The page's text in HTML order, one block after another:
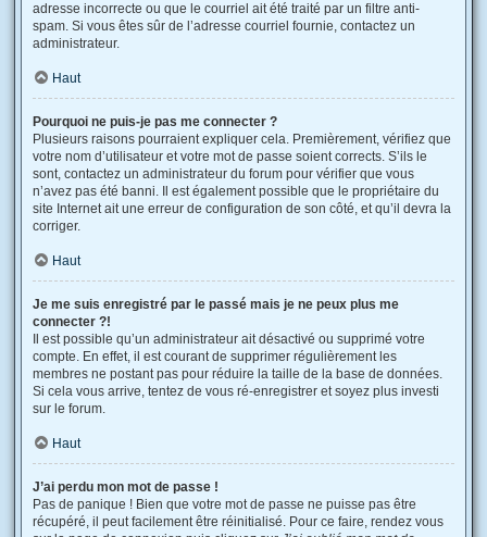
adresse incorrecte ou que le courriel ait été traité par un filtre anti-
spam. Si vous êtes sûr de l’adresse courriel fournie, contactez un
administrateur.
Haut
Pourquoi ne puis-je pas me connecter ?
Plusieurs raisons pourraient expliquer cela. Premièrement, vérifiez que
votre nom d’utilisateur et votre mot de passe soient corrects. S’ils le
sont, contactez un administrateur du forum pour vérifier que vous
n’avez pas été banni. Il est également possible que le propriétaire du
site Internet ait une erreur de configuration de son côté, et qu’il devra la
corriger.
Haut
Je me suis enregistré par le passé mais je ne peux plus me
connecter ?!
Il est possible qu’un administrateur ait désactivé ou supprimé votre
compte. En effet, il est courant de supprimer régulièrement les
membres ne postant pas pour réduire la taille de la base de données.
Si cela vous arrive, tentez de vous ré-enregistrer et soyez plus investi
sur le forum.
Haut
J’ai perdu mon mot de passe !
Pas de panique ! Bien que votre mot de passe ne puisse pas être
récupéré, il peut facilement être réinitialisé. Pour ce faire, rendez vous